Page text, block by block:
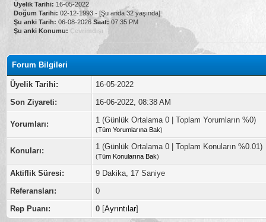
Üyelik Tarihi: 16-05-2022
Doğum Tarihi: 02-12-1993 - [Şu anda 32 yaşında]
Şu anki Tarih: 06-08-2026Saat:07:35 PM
Şu anki Konumu: Çevrimdışı
Forum Bilgileri
Üyelik Tarihi:
16-05-2022
Son Ziyareti:
16-06-2022, 08:38 AM
Yorumları: 1 (Günlük Ortalama 0 | Toplam Yorumların %0)
(Tüm Yorumlarına Bak)
Konuları: 1 (Günlük Ortalama 0 | Toplam Konuların %0.01)
(Tüm Konularına Bak)
Aktiflik Süresi:
9 Dakika, 17 Saniye
Referansları:
0
Rep Puanı:
0 [Ayrıntılar]